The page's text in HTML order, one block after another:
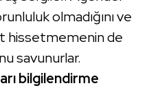
olmadığını ve
hissetmemenin de
savunurlar.
bilgilendirme